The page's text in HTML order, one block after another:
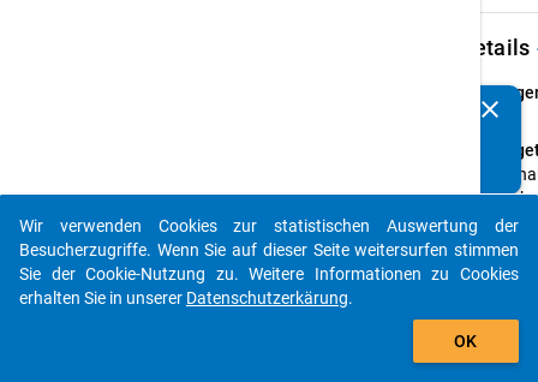
Details
17
Wo
zu
clear
auto_stories
add_shopping_cart
Wir verwenden Cookies zur statistischen Auswertung der
Besucherzugriffe. Wenn Sie auf dieser Seite weitersurfen stimmen
Sie der Cookie-Nutzung zu. Weitere Informationen zu Cookies
erhalten Sie in unserer Datenschutzerkärung.
OK